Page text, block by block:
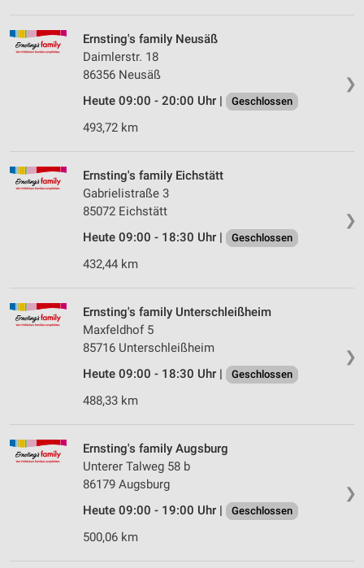
❯
Ernsting's family Neusäß
Daimlerstr. 18
86356 Neusäß
Heute 09:00 - 20:00 Uhr |
Geschlossen
493,72 km
❯
Ernsting's family Eichstätt
Gabrielistraße 3
85072 Eichstätt
Heute 09:00 - 18:30 Uhr |
Geschlossen
432,44 km
❯
Ernsting's family Unterschleißheim
Maxfeldhof 5
85716 Unterschleißheim
Heute 09:00 - 18:30 Uhr |
Geschlossen
488,33 km
❯
Ernsting's family Augsburg
Unterer Talweg 58 b
86179 Augsburg
Heute 09:00 - 19:00 Uhr |
Geschlossen
500,06 km